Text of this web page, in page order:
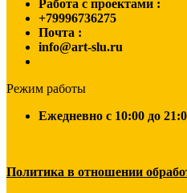
Работа с проектами :
+79996736275
Почта :
info@art-slu.ru
Режим работы
Ежедневно c 10:00 до
Политика в отношении